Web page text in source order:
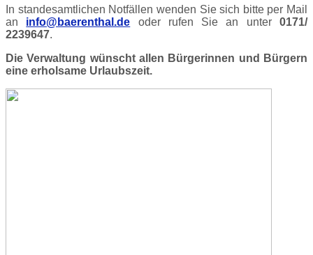
In standesamtlichen Notfällen wenden Sie sich bitte per Mail
an info@baerenthal.de oder rufen Sie an unter0171/
2239647.
Die Verwaltung wünscht allen Bürgerinnen und Bürgern
eine erholsame Urlaubszeit.